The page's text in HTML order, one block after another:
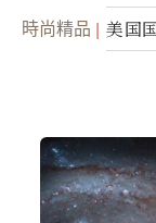
面入
時尚精品 美国